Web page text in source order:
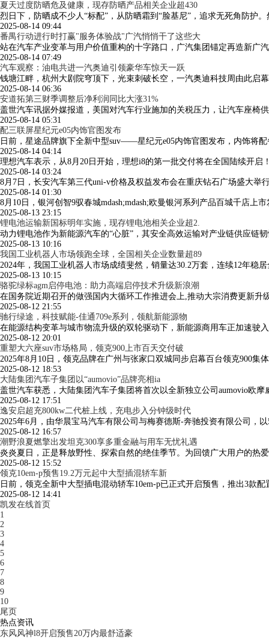
夏天过度防晒危及健康，现存防晒产品相关企业超430
烈日下，防晒成不少人“标配”，从防晒霜到“脸基尼”，追求无死角防护
2025-08-14 09:44
番禺行动进行时打赢"服务体验战"广汽悄悄干了这些大
站在汽车产业变革与用户价值重构的十字路口，广汽集团锚定再造新广
2025-08-14 07:49
汽车观察：油电共进一汽奥迪引领豪华车惊天一跃
钱塘江畔，杭州大剧院穹顶下，光束刺破长空，一汽奥迪科技周由此启
2025-08-14 06:36
安道拓第三财季调整后净利润同比大涨31%
盖世汽车讯据外媒报道，美国对汽车行业施加的关税压力，让汽车座椅
2025-08-14 05:31
配三联屏星纪元e05内饰官图发布
日前，星途品牌旗下全新中型suv——星纪元e05内饰官图发布，内饰将
2025-08-14 04:14
理想汽车表示，从8月20日开始，理想i8的第一批交付将在全国陆续开
2025-08-14 03:24
8月7日，长安汽车第三代uni-v价格及权益发布会在重庆钻石广场盛大
2025-08-14 01:30
8月10日，银河创智9驭春城mdash;mdash;欧曼银河系列产品百城千店
2025-08-13 23:15
锂电池运输新国标明年实施，现存锂电池相关企业超2.
动力锂电池作为新能源汽车的“心脏”，其安全高效运输对产业链供应链
2025-08-13 10:16
我国工业机器人市场领跑全球，全国相关企业数量超89
2024年，我国工业机器人市场成绩斐然，销量达30.2万套，连续12年稳
2025-08-13 10:15
骆驼绿标agm启停电池：助力高端启停技术升级新浪潮
在国务院近期召开的做强国内大循环工作推进会上,推动大宗消费更新
2025-08-12 21:55
驰行绿途，科技赋能-佳通709e系列，领航新能源物
在能源结构变革与城市物流升级的双轮驱动下，新能源商用车正加速驶
2025-08-12 20:01
重塑大六座suv市场格局，领克900上市百天交付破
2025年8月10日，领克品牌在广州与张家口双城同步启幕百台领克900
2025-08-12 18:53
大陆集团汽车子集团以“aumovio”品牌亮相ia
盖世汽车获悉，大陆集团汽车子集团将首次以全新独立公司aumovio欧
2025-08-12 17:51
逸安启超充800kw二代桩上线，充电步入分钟级时代
2025年6月，由华晨宝马汽车有限公司与梅赛德斯-奔驰投资有限公司，
2025-08-12 16:57
潮野浪夏燃擎出发坦克300享多重金融与用车无忧礼遇
炎炎夏日，正是释放野性、探索自然的绝佳季节。为回馈广大用户的热
2025-08-12 15:52
领克10em-p预售19.2万元起中大型插混轿车新
日前，领克全新中大型插电混动轿车10em-p已正式开启预售，推出3款
2025-08-12 14:41
凯发在线首页
1
2
3
4
5
6
7
8
9
10
尾页
热点资讯
东风风神l8开启预售20万内最舒适豪